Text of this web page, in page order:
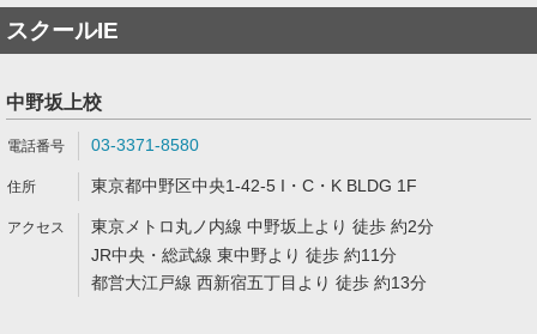
スクールIE
中野坂上校
03-3371-8580
東京都中野区中央1-42-5 I・C・K BLDG 1F
東京メトロ丸ノ内線 中野坂上より 徒歩 約2分
JR中央・総武線 東中野より 徒歩 約11分
都営大江戸線 西新宿五丁目より 徒歩 約13分